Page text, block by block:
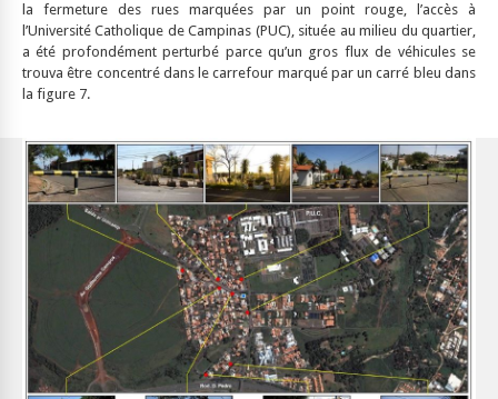
la fermeture des rues marquées par un point rouge, l’accès à
l’Université Catholique de Campinas (PUC), située au milieu du quartier,
a été profondément perturbé parce qu’un gros flux de véhicules se
trouva être concentré dans le carrefour marqué par un carré bleu dans
la figure 7.